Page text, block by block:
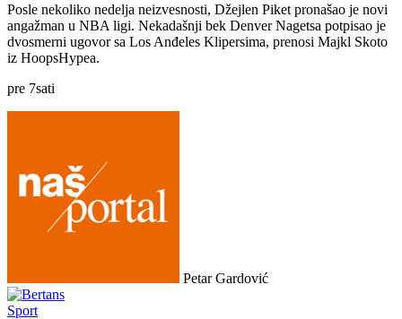
Posle nekoliko nedelja neizvesnosti, Džejlen Piket pronašao je novi
angažman u NBA ligi. Nekadašnji bek Denver Nagetsa potpisao je
dvosmerni ugovor sa Los Anđeles Klipersima, prenosi Majkl Skoto
iz HoopsHypea.
pre 7sati
Petar Gardović
Sport